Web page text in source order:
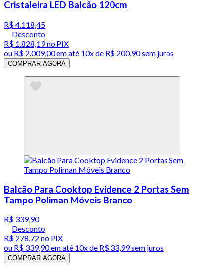
Cristaleira LED Balcão 120cm
R$ 4.118,45
Desconto
R$ 1.828,19no PIX
ou R$ 2.009,00em até 10x de R$ 200,90 sem juros
COMPRAR AGORA
Balcão Para Cooktop Evidence 2 Portas Sem
Tampo Poliman Móveis Branco
R$ 339,90
Desconto
R$ 278,72 no PIX
ou R$ 339,90em até 10x de R$ 33,99 sem juros
COMPRAR AGORA